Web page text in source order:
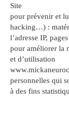
Site
pour prévenir et
hacking…) :
l’adresse IP,
pour améliorer la
et d’utilisation
personnelles qui
à des fins